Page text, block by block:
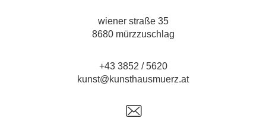
wiener straße 35
8680 mürzzuschlag
+43 3852 / 5620
kunst@kunsthausmuerz.at